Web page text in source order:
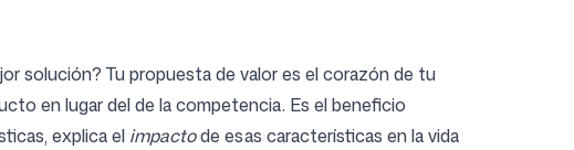
solución? Tu propuesta de valor es el corazón de tu
en lugar del de la competencia. Es el beneficio
explica el impactode esas características en la vida